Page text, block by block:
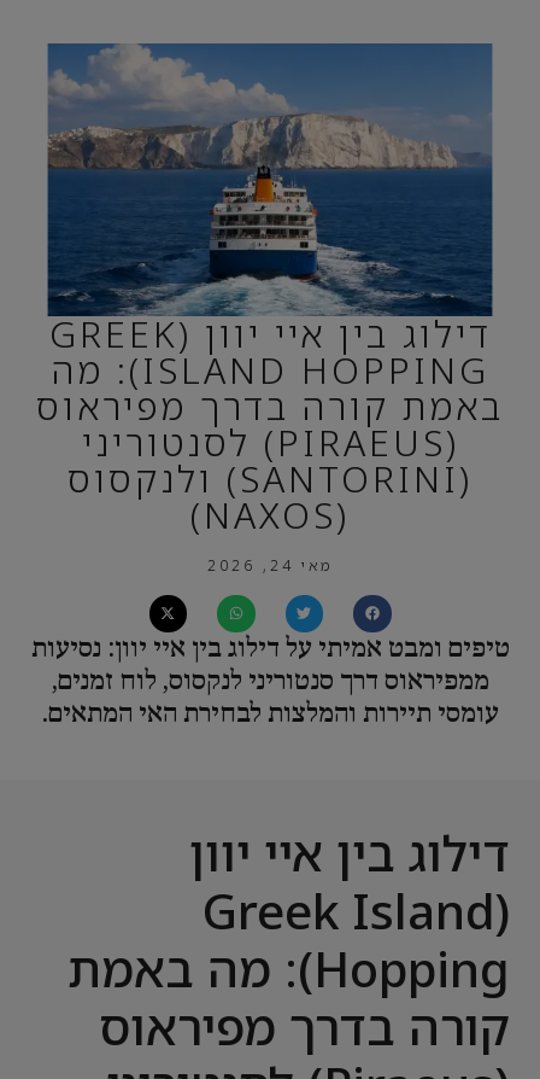
דילוג בין איי יוון (GREEK
ISLAND HOPPING): מה
באמת קורה בדרך מפיראוס
(PIRAEUS) לסנטוריני
(SANTORINI) ולנקסוס
(NAXOS)
מאי 24, 2026
טיפים ומבט אמיתי על דילוג בין איי יוון: נסיעות
ממפיראוס דרך סנטוריני לנקסוס, לוח זמנים,
עומסי תיירות והמלצות לבחירת האי המתאים.
דילוג בין איי יוון
(Greek Island
Hopping): מה באמת
קורה בדרך מפיראוס